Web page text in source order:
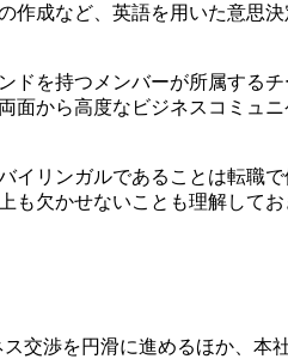
成など、英語を用いた意思
を持つメンバーが所属する
から高度なビジネスコミュ
リンガルであることは転職
欠かせないことも理解してお
交渉を円滑に進めるほか、本